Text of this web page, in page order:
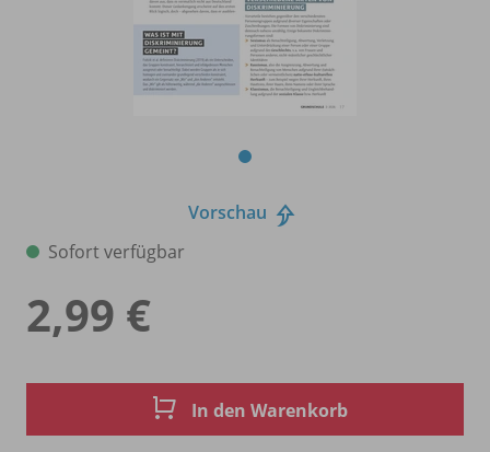
Vorschau
Sofort verfügbar
2,99 €
In den Warenkorb